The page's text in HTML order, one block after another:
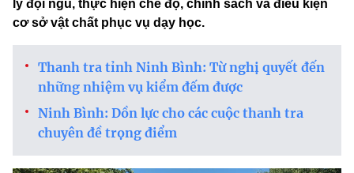
lý đội ngũ, thực hiện chế độ, chính sách và điều kiện
cơ sở vật chất phục vụ dạy học.
Thanh tra tỉnh Ninh Bình: Từ nghị quyết đến
những nhiệm vụ kiểm đếm được
Ninh Bình: Dồn lực cho các cuộc thanh tra
chuyên đề trọng điểm